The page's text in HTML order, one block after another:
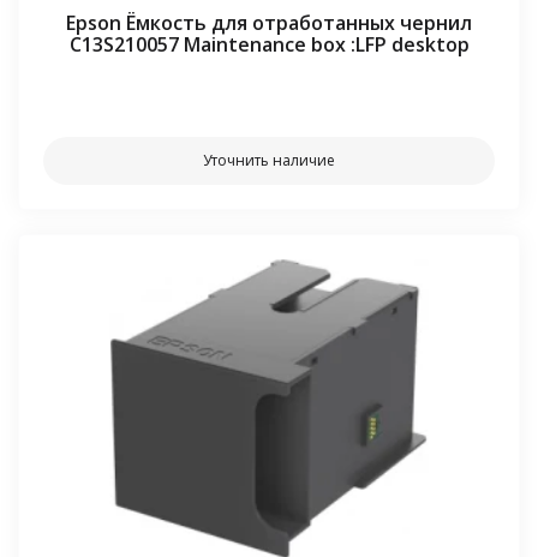
Epson Ёмкость для отработанных чернил
C13S210057 Maintenance box :LFP desktop
Уточнить наличие